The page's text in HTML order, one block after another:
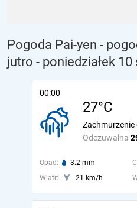
Pogoda Pai-yen -
jutro - poniedziałek 10
00:00
27°C
Odczuwalna
Zachmurzenie
Opad: 3.2 mm
Wiatr:
21 km/h